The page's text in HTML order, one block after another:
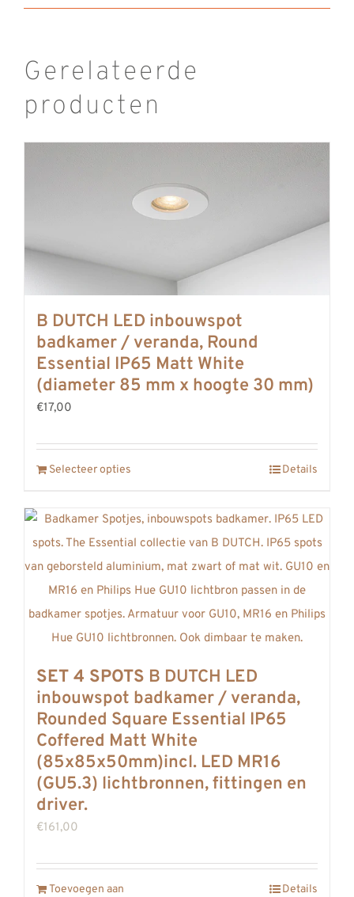
Gerelateerde
producten
B DUTCH LED inbouwspot
badkamer / veranda, Round
Essential IP65 Matt White
(diameter 85 mm x hoogte 30 mm)
€17,00
Selecteer opties Details
SET 4 SPOTS B DUTCH LED
inbouwspot badkamer / veranda,
Rounded Square Essential IP65
Coffered Matt White
(85x85x50mm)incl. LED MR16
(GU5.3) lichtbronnen, fittingen en
driver.
€161,00
Toevoegen aan
Details